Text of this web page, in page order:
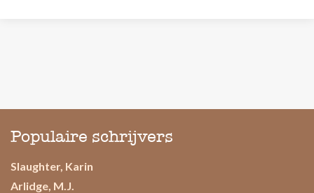
Populaire schrijvers
Slaughter, Karin
Arlidge, M.J.